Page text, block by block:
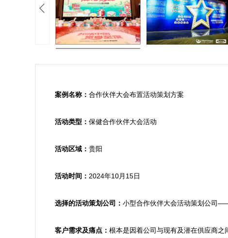
案例名称： 合作伙伴大会布置活动策划方案
活动类型： 保健合作伙伴大会活动
活动区域： 贵阳
活动时间： 2024年10月15日
选择的活动策划公司： 小型合作伙伴大会活动策划公司
客户需求及痛点： 根本是因着公司与现有及潜在供应商